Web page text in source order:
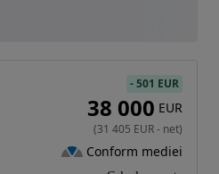
-501 EUR
38 000 EUR
(31 405 EUR- net)
Conform mediei